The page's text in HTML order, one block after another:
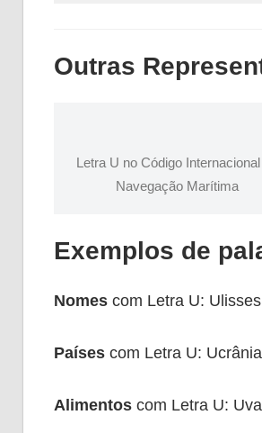
Outras
Letra U no Código
Navegação Marítima
Exemplos de
Nomescom Letra U:
Paísescom Letra U:
Alimentoscom Letra U: